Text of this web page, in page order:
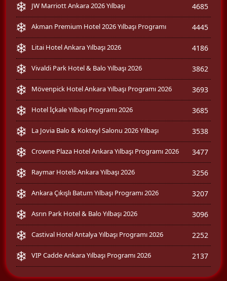
JW Marriott Ankara 2026 Yılbaşı 4685
Akman Premium Hotel 2026 Yılbaşı Programı 4445
Litai Hotel Ankara Yılbaşı 2026 4186
Vivaldi Park Hotel & Balo Yılbaşı 2026 3862
Mövenpick Hotel Ankara Yılbaşı Programı 2026 3693
Hotel İçkale Yılbaşı Programı 2026 3685
La Jovia Balo & Kokteyl Salonu 2026 Yılbaşı 3538
Crowne Plaza Hotel Ankara Yılbaşı Programı 2026 3477
Raymar Hotels Ankara Yılbaşı 2026 3256
Ankara Çıkışlı Batum Yılbaşı Programı 2026 3207
Asrın Park Hotel & Balo Yılbaşı 2026 3096
Castival Hotel Antalya Yılbaşı Programı 2026 2252
VIP Cadde Ankara Yılbaşı Programı 2026 2137